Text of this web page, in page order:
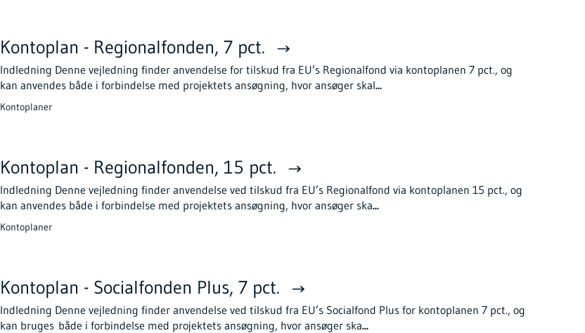
Kontoplan - Regionalfonden, 7 pct.
Indledning Denne vejledning finder anvendelse for tilskud fra EU’s Regionalfond via kontoplanen 7 pct., og
kan anvendes både i forbindelse med projektets ansøgning, hvor ansøger skal...
Kontoplaner
Kontoplan - Regionalfonden, 15 pct.
Indledning Denne vejledning finder anvendelse ved tilskud fra EU’s Regionalfond via kontoplanen 15 pct., og
kan anvendes både i forbindelse med projektets ansøgning, hvor ansøger ska...
Kontoplaner
Kontoplan - Socialfonden Plus, 7 pct.
Indledning Denne vejledning finder anvendelse ved tilskud fra EU’s Socialfond Plus for kontoplanen 7 pct., og
kan bruges både i forbindelse med projektets ansøgning, hvor ansøger ska...